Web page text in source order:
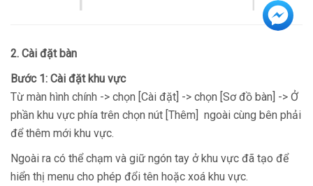
2. Cài đặt bàn
Bước 1: Cài đặt khu vực
Từ màn hình chính -> chọn [Cài đặt] -> chọn [Sơ đồ bàn] -> Ở
phần khu vực phía trên chọn nút [Thêm] ngoài cùng bên phải
để thêm mới khu vực.
Ngoài ra có thể chạm và giữ ngón tay ở khu vực đã tạo để
hiển thị menu cho phép đổi tên hoặc xoá khu vực.